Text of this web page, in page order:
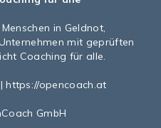
in Geldnot,
mit geprüften
Coaching für alle.
|https://opencoach.at
GmbH